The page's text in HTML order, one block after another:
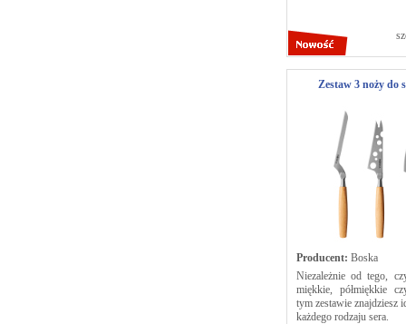
Zestaw 3 noży do
Producent: Boska
Niezależnie od tego,
miękkie, półmiękkie
tym zestawie znajdziesz
każdego rodzaju sera.